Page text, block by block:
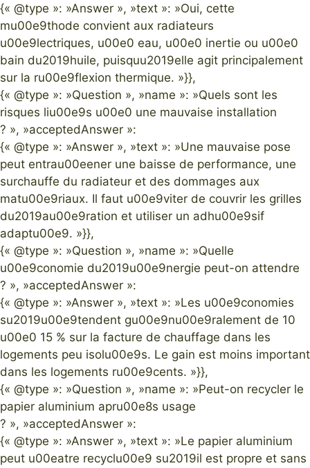
{« @type »: »Answer », »text »: »Oui, cette
mu00e9thode convient aux radiateurs
u00e9lectriques, u00e0 eau, u00e0 inertie ou u00e0
bain du2019huile, puisquu2019elle agit principalement
sur la ru00e9flexion thermique. »}},
{« @type »: »Question », »name »: »Quels sont les
risques liu00e9s u00e0 une mauvaise installation
? », »acceptedAnswer »:
{« @type »: »Answer », »text »: »Une mauvaise pose
peut entrau00eener une baisse de performance, une
surchauffe du radiateur et des dommages aux
matu00e9riaux. Il faut u00e9viter de couvrir les grilles
du2019au00e9ration et utiliser un adhu00e9sif
adaptu00e9. »}},
{« @type »: »Question », »name »: »Quelle
u00e9conomie du2019u00e9nergie peut-on attendre
? », »acceptedAnswer »:
{« @type »: »Answer », »text »: »Les u00e9conomies
su2019u00e9tendent gu00e9nu00e9ralement de 10
u00e0 15 % sur la facture de chauffage dans les
logements peu isolu00e9s. Le gain est moins important
dans les logements ru00e9cents. »}},
{« @type »: »Question », »name »: »Peut-on recycler le
papier aluminium apru00e8s usage
? », »acceptedAnswer »:
{« @type »: »Answer », »text »: »Le papier aluminium
peut u00eatre recyclu00e9 su2019il est propre et sans